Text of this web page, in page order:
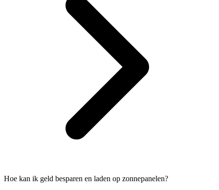
Hoe kan ik geld besparen en laden op zonnepanelen?